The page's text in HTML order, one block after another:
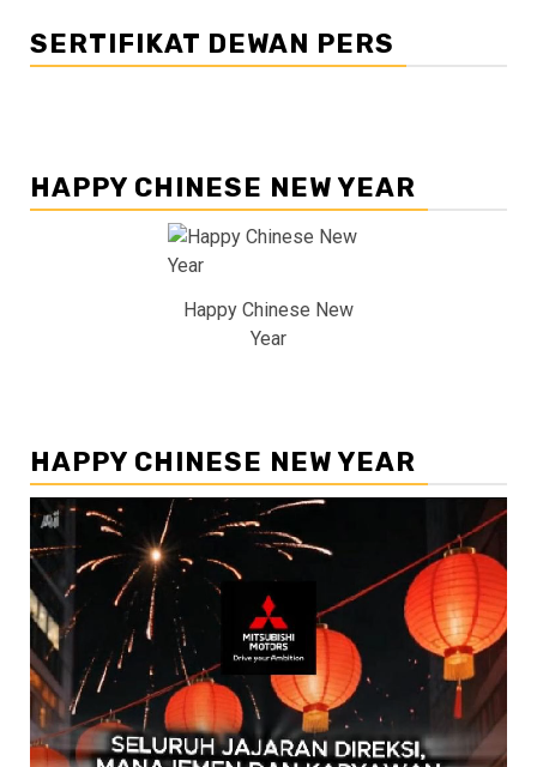
SERTIFIKAT DEWAN PERS
HAPPY CHINESE NEW YEAR
Happy Chinese New
Year
HAPPY CHINESE NEW YEAR